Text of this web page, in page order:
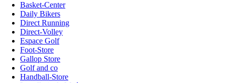
Basket-Center
Daily Bikers
Direct Running
Direct-Volley
Espace Golf
Foot-Store
Gallop Store
Golf and co
Handball-Store